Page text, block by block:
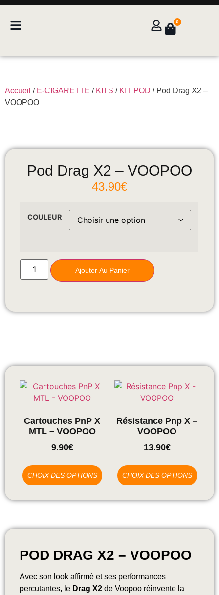
0
Accueil / E-CIGARETTE / KITS / KIT POD / Pod Drag X2 –
VOOPOO
Pod Drag X2 – VOOPOO
43.90€
COULEUR
Ajouter Au Panier
Cartouches PnP X
MTL – VOOPOO
9.90€
CHOIX DES OPTIONS
Résistance Pnp X –
VOOPOO
13.90€
CHOIX DES OPTIONS
POD DRAG X2 – VOOPOO
Avec son look affirmé et ses performances
percutantes, le Drag X2 de Voopoo réinvente la